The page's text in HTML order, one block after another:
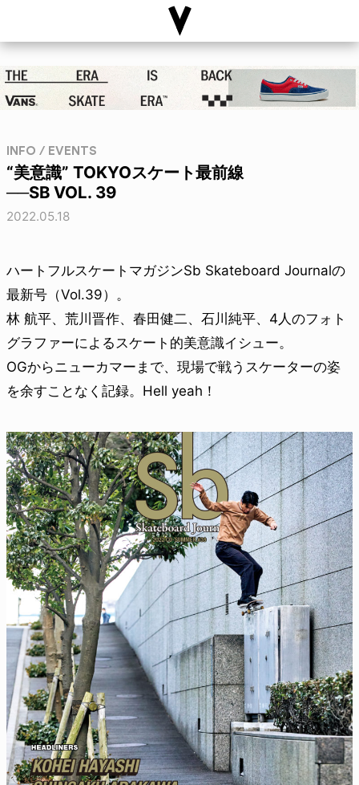
INFO / EVENTS
“美意識” TOKYOスケート最前線
──SB VOL. 39
2022.05.18
ハートフルスケートマガジンSb Skateboard Journalの
最新号（Vol.39）。
林 航平、荒川晋作、春田健二、石川純平、4人のフォト
グラファーによるスケート的美意識イシュー。
OGからニューカマーまで、現場で戦うスケーターの姿
を余すことなく記録。Hell yeah！